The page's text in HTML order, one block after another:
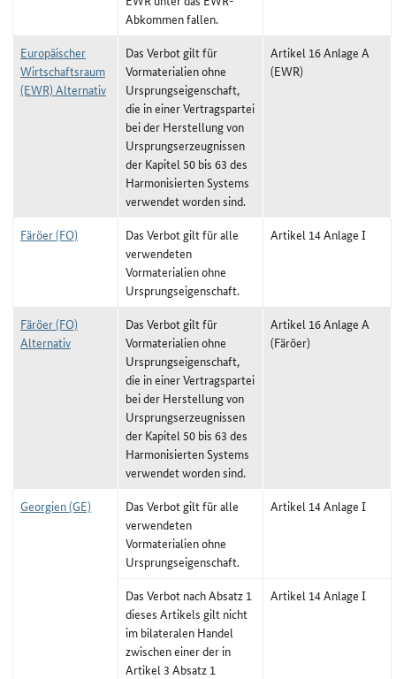
Abkommen fallen.
Europäischer
Wirtschaftsraum
(EWR) Alternativ
Das Verbot gilt für
Vormaterialien ohne
Ursprungseigenschaft,
die in einer Vertragspartei
bei der Herstellung von
Ursprungserzeugnissen
der Kapitel 50 bis 63 des
Harmonisierten Systems
verwendet worden sind.
Artikel 16 Anlage A
(EWR)
Färöer (FO)
Das Verbot gilt für alle
verwendeten
Vormaterialien ohne
Ursprungseigenschaft.
Artikel 14 Anlage I
Färöer (FO)
Alternativ
Das Verbot gilt für
Vormaterialien ohne
Ursprungseigenschaft,
die in einer Vertragspartei
bei der Herstellung von
Ursprungserzeugnissen
der Kapitel 50 bis 63 des
Harmonisierten Systems
verwendet worden sind.
Artikel 16 Anlage A
(Färöer)
Georgien (GE)
Das Verbot gilt für alle
verwendeten
Vormaterialien ohne
Ursprungseigenschaft.
Artikel 14 Anlage I
Das Verbot nach Absatz 1
dieses Artikels gilt nicht
im bilateralen Handel
zwischen einer der in
Artikel 3 Absatz 1
Artikel 14 Anlage I